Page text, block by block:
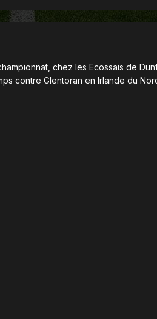
chez les Ecossais de
contre Glentoran en Irlande du